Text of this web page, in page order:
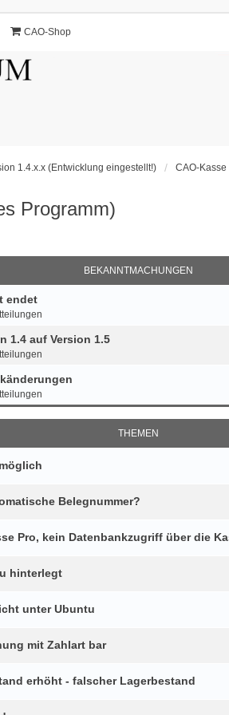
CAO-Shop
1.4.x.x (Entwicklung eingestellt!) CAO-
Programm)
BEKANNTMACHUNGEN
endet
1.4 auf Version 1.5
THEMEN
Belegnummer?
Pro, kein Datenbankzugriff über die
hinterlegt
unter Ubuntu
mit Zahlart bar
erhöht - falscher Lagerbestand